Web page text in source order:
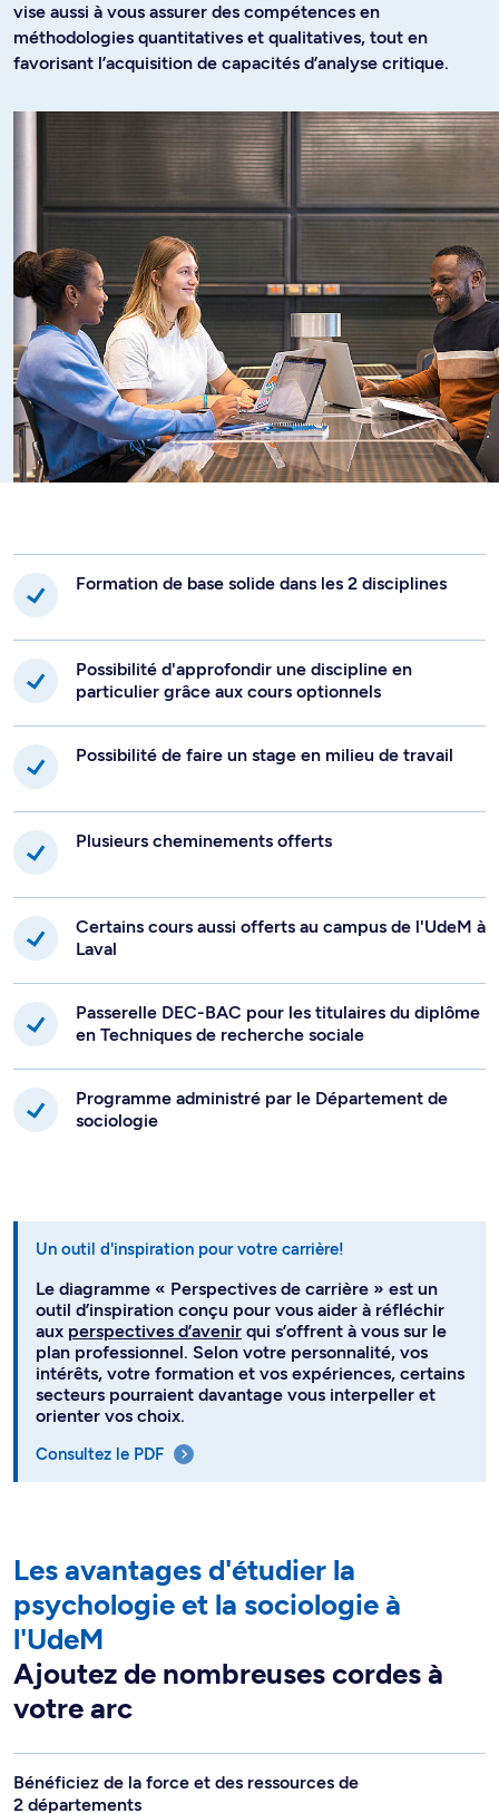
vise aussi à vous assurer des compétences en
méthodologies quantitatives et qualitatives, tout en
favorisant l’acquisition de capacités d’analyse critique.
Formation de base solide dans les 2 disciplines
Possibilité d'approfondir une discipline en
particulier grâce aux cours optionnels
Possibilité de faire un stage en milieu de travail
Plusieurs cheminements offerts
Certains cours aussi offerts au campus de l'UdeM à
Laval
Passerelle DEC-BAC pour les titulaires du diplôme
en Techniques de recherche sociale
Programme administré par le Département de
sociologie
Un outil d'inspiration pour votre carrière!
Le diagramme « Perspectives de carrière » est un
outil d’inspiration conçu pour vous aider à réfléchir
aux perspectives d’avenir qui s’offrent à vous sur le
plan professionnel. Selon votre personnalité, vos
intérêts, votre formation et vos expériences, certains
secteurs pourraient davantage vous interpeller et
orienter vos choix.
Consultez le PDF
Les avantages d'étudier la
psychologie et la sociologie à
l'UdeM
Ajoutez de nombreuses cordes à
votre arc
Bénéficiez de la force et des ressources de
2 départements